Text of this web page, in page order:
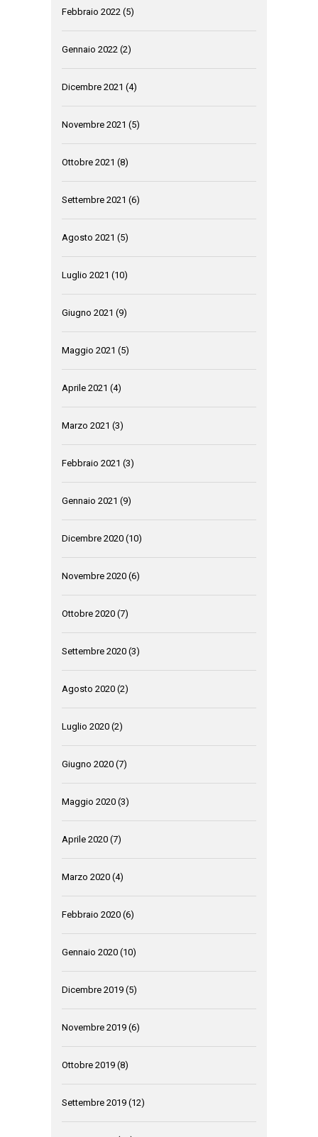
Febbraio 2022 (5)
Gennaio 2022 (2)
Dicembre 2021 (4)
Novembre 2021 (5)
Ottobre 2021 (8)
Settembre 2021 (6)
Agosto 2021 (5)
Luglio 2021 (10)
Giugno 2021 (9)
Maggio 2021 (5)
Aprile 2021 (4)
Marzo 2021 (3)
Febbraio 2021 (3)
Gennaio 2021 (9)
Dicembre 2020 (10)
Novembre 2020 (6)
Ottobre 2020 (7)
Settembre 2020 (3)
Agosto 2020 (2)
Luglio 2020 (2)
Giugno 2020 (7)
Maggio 2020 (3)
Aprile 2020 (7)
Marzo 2020 (4)
Febbraio 2020 (6)
Gennaio 2020 (10)
Dicembre 2019 (5)
Novembre 2019 (6)
Ottobre 2019 (8)
Settembre 2019 (12)